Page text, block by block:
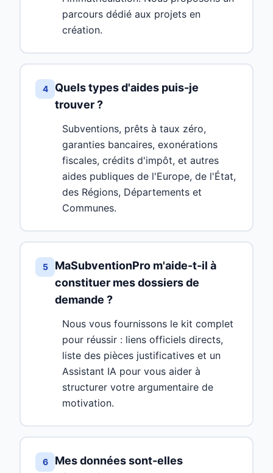
parcours dédié aux projets en
création.
4
Quels types d'aides puis-je
trouver ?
Subventions, prêts à taux zéro,
garanties bancaires, exonérations
fiscales, crédits d'impôt, et autres
aides publiques de l'Europe, de l'État,
des Régions, Départements et
Communes.
5
MaSubventionPro m'aide-t-il à
constituer mes dossiers de
demande ?
Nous vous fournissons le kit complet
pour réussir : liens officiels directs,
liste des pièces justificatives et un
Assistant IA pour vous aider à
structurer votre argumentaire de
motivation.
6
Mes données sont-elles